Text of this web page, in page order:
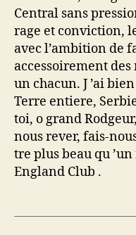
Central sans
rage et conviction,
avec l’ambition de
accessoirement
un chacun. J ’ai
Terre entiere,
toi, o grand
nous rever, fais-
tre plus beau qu
England Club .